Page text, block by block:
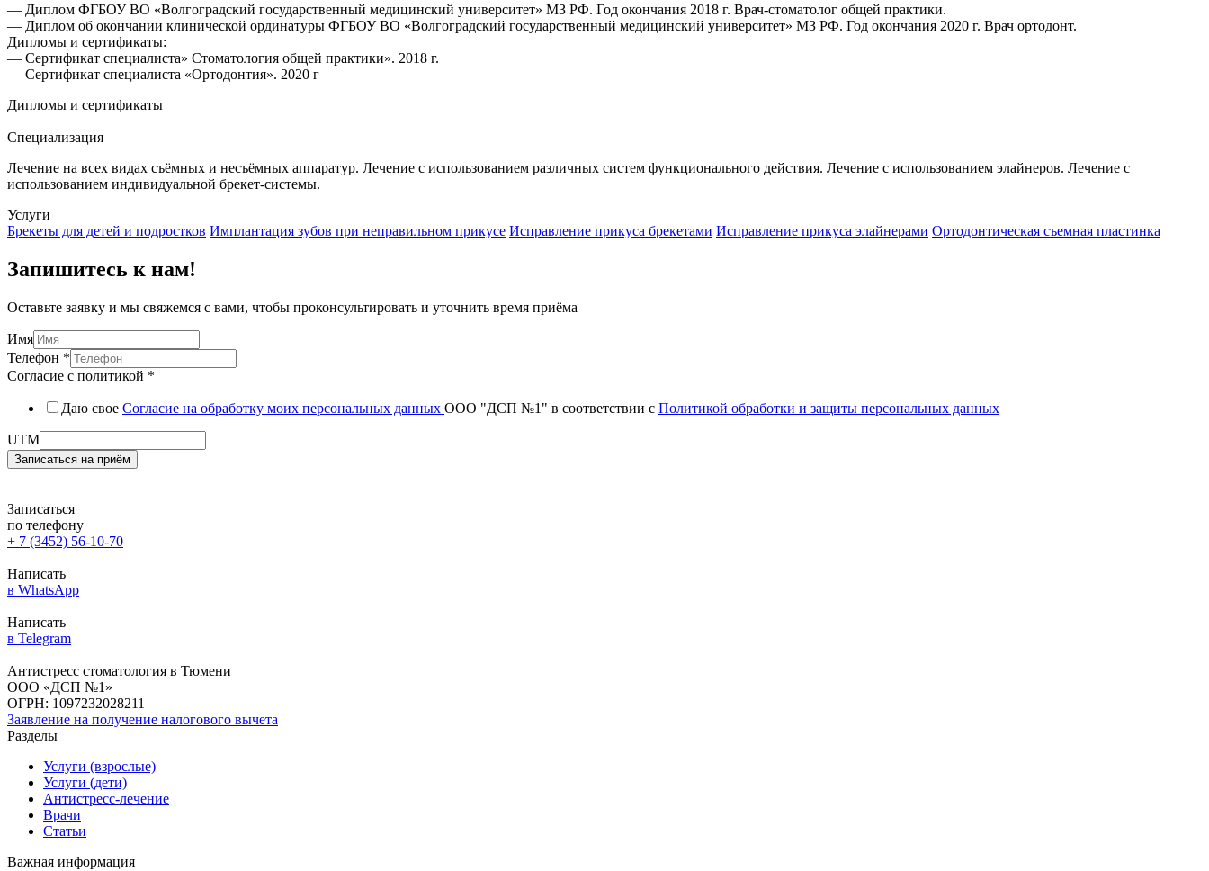
— Диплом ФГБОУ ВО «Волгоградский государственный медицинский университет» МЗ РФ. Год окончания 2018 г. Врач-стоматолог общей практики.
— Диплом об окончании клинической ординатуры ФГБОУ ВО «Волгоградский государственный медицинский университет» МЗ РФ. Год окончания 2020 г. Врач ортодонт.
Дипломы и сертификаты:
— Сертификат специалиста» Стоматология общей практики». 2018 г.
— Сертификат специалиста «Ортодонтия». 2020 г
Дипломы и сертификаты
Специализация
Лечение на всех видах съёмных и несъёмных аппаратур. Лечение с использованием различных систем функционального действия. Лечение с использованием элайнеров. Лечение с
использованием индивидуальной брекет-системы.
Услуги
Брекеты для детей и подростков Имплантация зубов при неправильном прикусе Исправление прикуса брекетами Исправление прикуса элайнерами Ортодонтическая съемная пластинка
Запишитесь к нам!
Оставьте заявку и мы свяжемся с вами, чтобы проконсультировать и уточнить время приёма
Имя
UTM
Имя
Телефон *
Согласие с политикой *
Даю свое Cогласие на обработку моих персональных данных ООО "ДСП №1" в соответствии с Политикой обработки и защиты персональных данных
UTM
Записаться на приём
Записаться
по телефону
+ 7 (3452) 56-10-70
Написать
в WhatsАpp
Написать
в Telegram
Антистресс стоматология в Тюмени
ООО «ДСП №1»
ОГРН: 1097232028211
Заявление на получение налогового вычета
Разделы
Услуги (взрослые)
Услуги (дети)
Антистресс-лечение
Врачи
Статьи
Важная информация